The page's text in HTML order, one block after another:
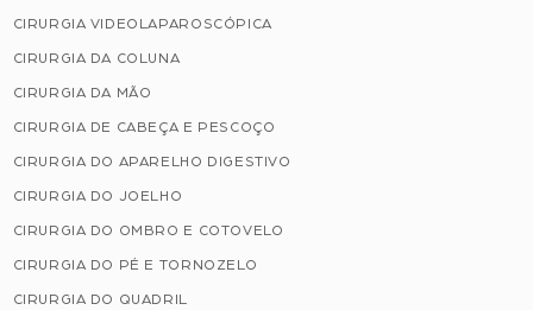
CIRURGIA VIDEOLAPAROSCÓPICA
CIRURGIA DA COLUNA
CIRURGIA DA MÃO
CIRURGIA DE CABEÇA E PESCOÇO
CIRURGIA DO APARELHO DIGESTIVO
CIRURGIA DO JOELHO
CIRURGIA DO OMBRO E COTOVELO
CIRURGIA DO PÉ E TORNOZELO
CIRURGIA DO QUADRIL